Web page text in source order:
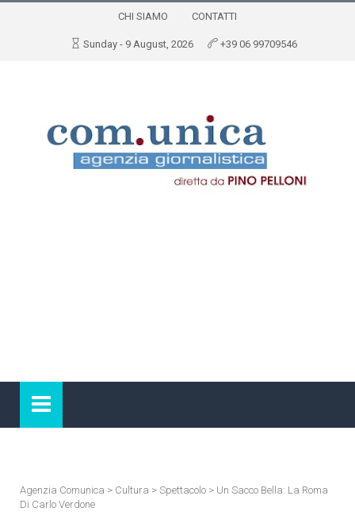
CHI SIAMO CONTATTI
Sunday - 9 August, 2026 +39 06 99709546
Agenzia Comunica > Cultura > Spettacolo > Un Sacco Bella: La Roma
Di Carlo Verdone